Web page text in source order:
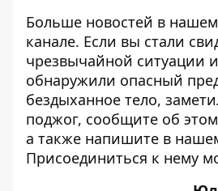
Больше новостей в нашем
канале. Если вы стали
чрезвычайной ситуации
обнаружили опасный
бездыханное тело,
поджог, сообщите об
а также напишите в
Присоединиться к нему